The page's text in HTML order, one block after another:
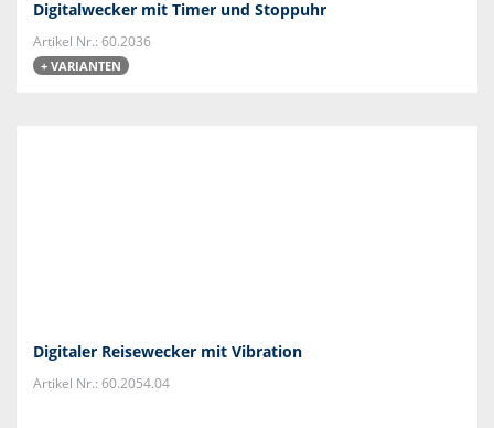
Digitalwecker mit Timer und Stoppuhr
Artikel Nr.: 60.2036
+ VARIANTEN
Digitaler Reisewecker mit Vibration
Artikel Nr.: 60.2054.04